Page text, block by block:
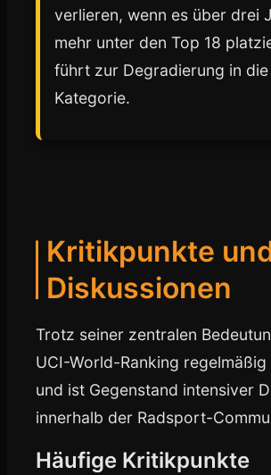
verlieren, wenn es über drei
mehr unter den Top 18
führt zur Degradierung in die
Kategorie.
Kritikpunkte
Diskussionen
Trotz seiner zentralen
UCI-World-Ranking
und ist Gegenstand intensiver
innerhalb der Radsport-
Häufige Kritikpunkte